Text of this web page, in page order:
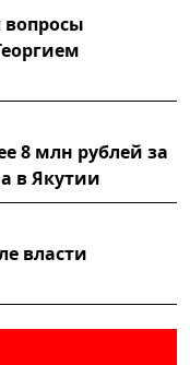
8 млн рублей за
в Якутии
власти